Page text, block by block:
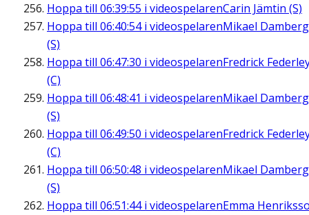
Hoppa till 06:39:55 i videospelarenCarin Jämtin (S)
Hoppa till 06:40:54i videospelarenMikael Damberg
(S)
Hoppa till 06:47:30 i videospelarenFredrick
(C)
Hoppa till 06:48:41 i videospelarenMikael Damberg
(S)
Hoppa till 06:49:50 i videospelarenFredrick
(C)
Hoppa till 06:50:48 i videospelarenMikael Damberg
(S)
Hoppa till 06:51:44i videospelarenEmma